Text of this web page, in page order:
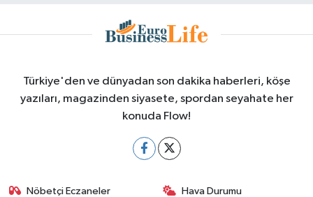
Türkiye'den ve dünyadan son dakika haberleri, köşe
yazıları, magazinden siyasete, spordan seyahate her
konuda Flow!
Nöbetçi Eczaneler Hava Durumu